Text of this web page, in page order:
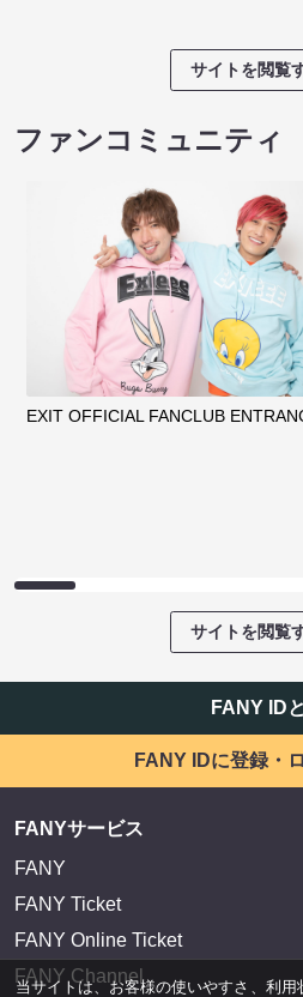
サイトを閲覧
ファンコミュニティ
EXIT OFFICIAL FANCLUB
サイトを閲覧
FANY ID
FANY IDに登録・
FANYサービス
FANY
FANY Ticket
FANY Online Ticket
FANY Channel
当サイトは、お客様の使いやすさ、利